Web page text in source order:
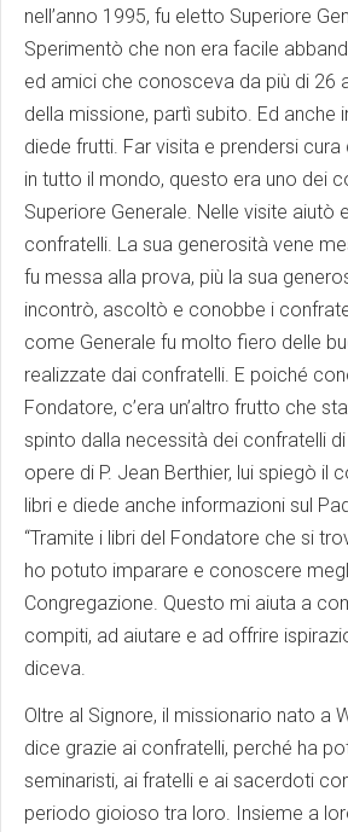
nell’anno 1995, fu eletto Superiore
Sperimentò che non era facile
ed amici che conosceva da più di 26
della missione, partì subito. Ed anche
diede frutti. Far visita e prendersi
in tutto il mondo, questo era uno dei
Superiore Generale. Nelle visite aiutò
confratelli. La sua generosità vene
fu messa alla prova, più la sua
incontrò, ascoltò e conobbe i
come Generale fu molto fiero delle
realizzate dai confratelli. E poiché
Fondatore, c’era un’altro frutto che
spinto dalla necessità dei confratelli
opere di P. Jean Berthier, lui spiegò il
libri e diede anche informazioni sul
“Tramite i libri del Fondatore che si
ho potuto imparare e conoscere
Congregazione. Questo mi aiuta a
compiti, ad aiutare e ad offrire
diceva.
Oltre al Signore, il missionario nato a
dice grazie ai confratelli, perché ha
seminaristi, ai fratelli e ai sacerdoti
periodo gioioso tra loro. Insieme a